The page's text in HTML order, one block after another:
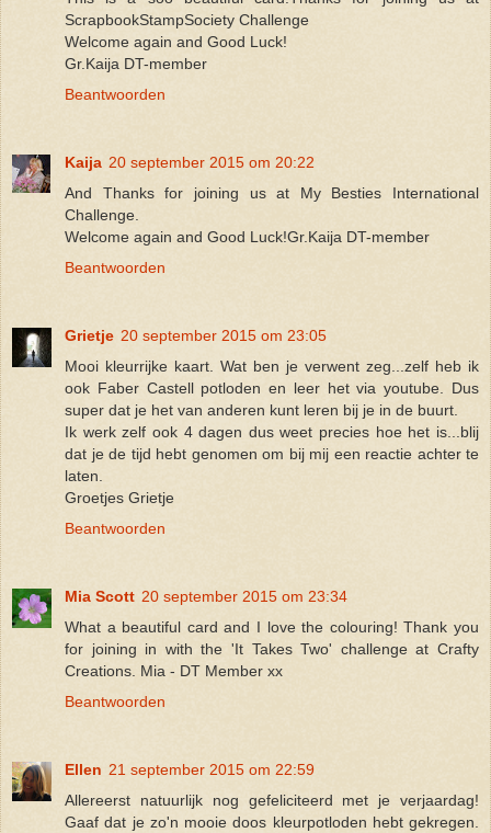
ScrapbookStampSociety Challenge
Welcome again and Good Luck!
Gr.Kaija DT-member
Beantwoorden
Kaija 20 september 2015 om 20:22
And Thanks for joining us at My Besties International
Challenge.
Welcome again and Good Luck!Gr.Kaija DT-member
Beantwoorden
Grietje 20 september 2015 om 23:05
Mooi kleurrijke kaart. Wat ben je verwent zeg...zelf heb ik
ook Faber Castell potloden en leer het via youtube. Dus
super dat je het van anderen kunt leren bij je in de buurt.
Ik werk zelf ook 4 dagen dus weet precies hoe het is...blij
dat je de tijd hebt genomen om bij mij een reactie achter te
laten.
Groetjes Grietje
Beantwoorden
Mia Scott 20 september 2015 om 23:34
What a beautiful card and I love the colouring! Thank you
for joining in with the 'It Takes Two' challenge at Crafty
Creations. Mia - DT Member xx
Beantwoorden
Ellen 21 september 2015 om 22:59
Allereerst natuurlijk nog gefeliciteerd met je verjaardag!
Gaaf dat je zo'n mooie doos kleurpotloden hebt gekregen.